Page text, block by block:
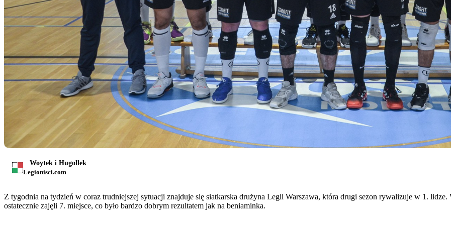
Woytek i Hugollek
Legionisci.com
Z tygodnia na tydzień w coraz trudniejszej sytuacji znajduje się siatkarska drużyna Legii Warszawa, która drugi sezon rywalizuje w 1.
ostatecznie zajęli 7. miejsce, co było bardzo dobrym rezultatem jak na beniaminka.